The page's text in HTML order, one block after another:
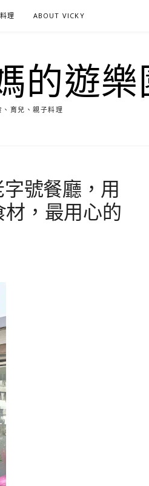
理 ABOUT VICKY
的遊樂
、育兒、親子料理
號餐廳，用
，最用心的